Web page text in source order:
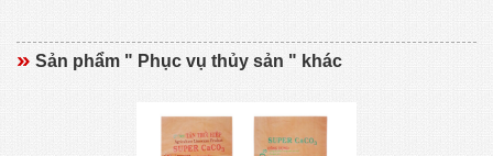
Sản phẩm " Phục vụ thủy sản " khác